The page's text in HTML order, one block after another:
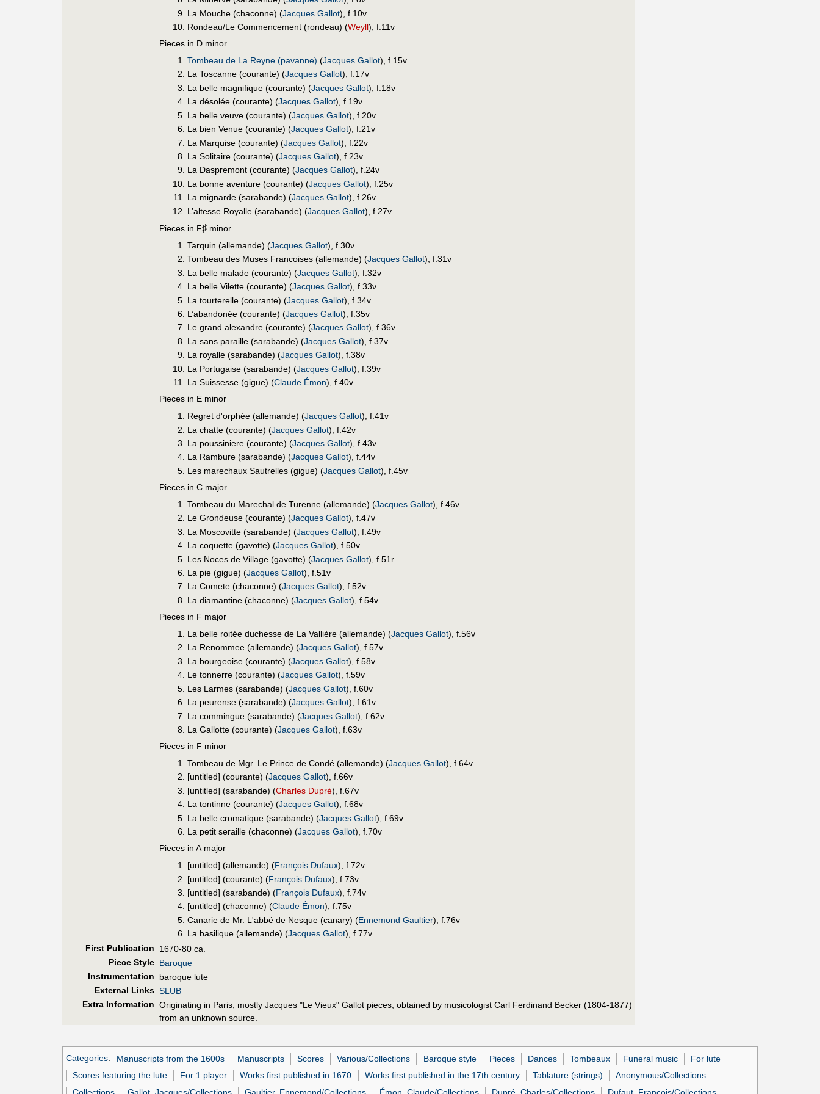
La Mouche (chaconne) (Jacques Gallot), f.10v
Rondeau/Le Commencement (rondeau) (Weyll), f.11v
Pieces in D minor
Tombeau de La Reyne (pavanne) (Jacques Gallot), f.15v
La Toscanne (courante) (Jacques Gallot), f.17v
La belle magnifique (courante) (Jacques Gallot), f.18v
La désolée (courante) (Jacques Gallot), f.19v
La belle veuve (courante) (Jacques Gallot), f.20v
La bien Venue (courante) (Jacques Gallot), f.21v
La Marquise (courante) (Jacques Gallot), f.22v
La Solitaire (courante) (Jacques Gallot), f.23v
La Daspremont (courante) (Jacques Gallot), f.24v
La bonne aventure (courante) (Jacques Gallot), f.25v
La mignarde (sarabande) (Jacques Gallot), f.26v
L’altesse Royalle (sarabande) (Jacques Gallot), f.27v
Pieces in F♯ minor
Tarquin (allemande) (Jacques Gallot), f.30v
Tombeau des Muses Francoises (allemande) (Jacques Gallot), f.31v
La belle malade (courante) (Jacques Gallot), f.32v
La belle Vilette (courante) (Jacques Gallot), f.33v
La tourterelle (courante) (Jacques Gallot), f.34v
L’abandonée (courante) (Jacques Gallot), f.35v
Le grand alexandre (courante) (Jacques Gallot), f.36v
La sans paraille (sarabande) (Jacques Gallot), f.37v
La royalle (sarabande) (Jacques Gallot), f.38v
La Portugaise (sarabande) (Jacques Gallot), f.39v
La Suissesse (gigue) (Claude Émon), f.40v
Pieces in E minor
Regret d'orphée (allemande) (Jacques Gallot), f.41v
La chatte (courante) (Jacques Gallot), f.42v
La poussiniere (courante) (Jacques Gallot), f.43v
La Rambure (sarabande) (Jacques Gallot), f.44v
Les marechaux Sautrelles (gigue) (Jacques Gallot), f.45v
Pieces in C major
Tombeau du Marechal de Turenne (allemande) (Jacques Gallot), f.46v
Le Grondeuse (courante) (Jacques Gallot), f.47v
La Moscovitte (sarabande) (Jacques Gallot), f.49v
La coquette (gavotte) (Jacques Gallot), f.50v
Les Noces de Village (gavotte) (Jacques Gallot), f.51r
La pie (gigue) (Jacques Gallot), f.51v
La Comete (chaconne) (Jacques Gallot), f.52v
La diamantine (chaconne) (Jacques Gallot), f.54v
Pieces in F major
La belle roitée duchesse de La Vallière (allemande) (Jacques Gallot), f.56v
La Renommee (allemande) (Jacques Gallot), f.57v
La bourgeoise (courante) (Jacques Gallot), f.58v
Le tonnerre (courante) (Jacques Gallot), f.59v
Les Larmes (sarabande) (Jacques Gallot), f.60v
La peurense (sarabande) (Jacques Gallot), f.61v
La commingue (sarabande) (Jacques Gallot), f.62v
La Gallotte (courante) (Jacques Gallot), f.63v
Pieces in F minor
Tombeau de Mgr. Le Prince de Condé (allemande) (Jacques Gallot), f.64v
[untitled] (courante) (Jacques Gallot), f.66v
[untitled] (sarabande) (Charles Dupré), f.67v
La tontinne (courante) (Jacques Gallot), f.68v
La belle cromatique (sarabande) (Jacques Gallot), f.69v
La petit seraille (chaconne) (Jacques Gallot), f.70v
Pieces in A major
[untitled] (allemande) (François Dufaux), f.72v
[untitled] (courante) (François Dufaux), f.73v
[untitled] (sarabande) (François Dufaux), f.74v
[untitled] (chaconne) (Claude Émon), f.75v
Canarie de Mr. L'abbé de Nesque (canary) (Ennemond Gaultier), f.76v
La basilique (allemande) (Jacques Gallot), f.77v
First Publication
1670-80 ca.
Piece Style Baroque
Instrumentation
baroque lute
External Links SLUB
Extra Information Originating in Paris; mostly Jacques "Le Vieux" Gallot pieces; obtained by musicologist Carl Ferdinand Becker (1804-1877)
from an unknown source.
Categories: Manuscripts from the 1600s Manuscripts Scores Various/Collections Baroque style Pieces Dances Tombeaux Funeral music
For lute
Scores featuring the lute
For 1 player Works first published in 1670 Works first published in the 17th century Tablature (strings)
Anonymous/Collections